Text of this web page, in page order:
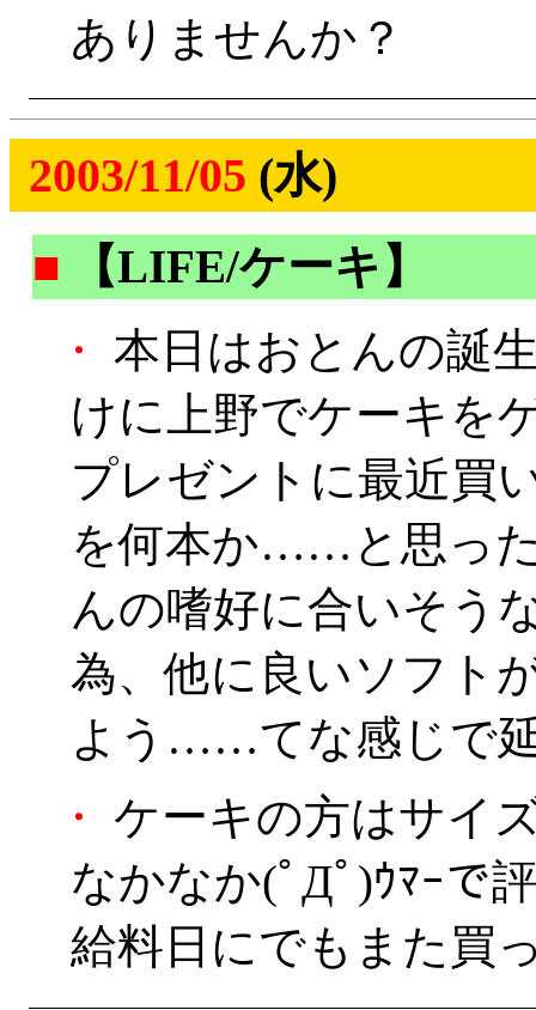
ありませんか？
2003/11/05 (水)
■
【LIFE/ケーキ】
・
本日はおとんの誕
けに上野でケーキを
プレゼントに最近買
を何本か……と思っ
んの嗜好に合いそう
為、他に良いソフト
よう……てな感じで
・
ケーキの方はサイ
なかなか(ﾟДﾟ)ｳﾏｰで
給料日にでもまた買